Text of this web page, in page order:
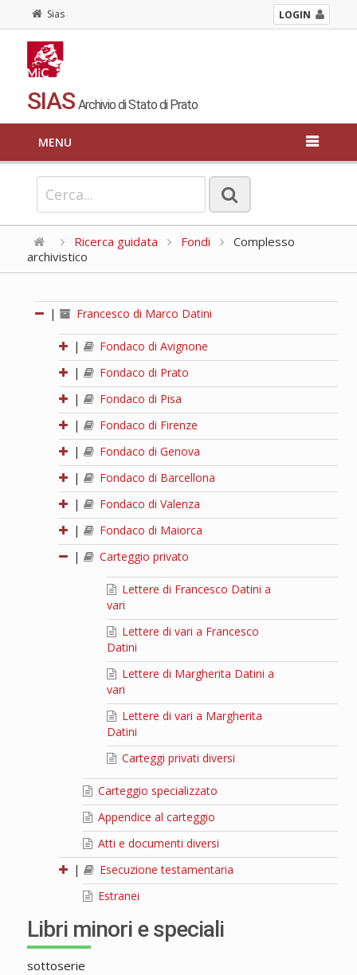
Sias LOGIN
SIAS Archivio di Stato di Prato
MENU
Ricerca guidata Fondi
Complesso
archivistico
| Francesco di Marco Datini
|
Fondaco di Avignone
|
Fondaco di Prato
|
Fondaco di Pisa
|
Fondaco di Firenze
|
Fondaco di Genova
|
Fondaco di Barcellona
|
Fondaco di Valenza
|
Fondaco di Maiorca
|
Carteggio privato
Lettere di Francesco Datini a
vari
Lettere di vari a Francesco
Datini
Lettere di Margherita Datini a
vari
Lettere di vari a Margherita
Datini
Carteggi privati diversi
Carteggio specializzato
Appendice al carteggio
Atti e documenti diversi
|
Esecuzione testamentaria
Estranei
Libri minori e speciali
sottoserie